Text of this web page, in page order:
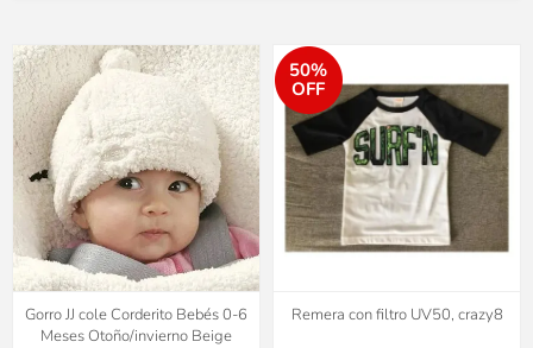
Gorro JJ cole Corderito Bebés 0-6
Meses Otoño/invierno Beige
50%
OFF
Remera con filtro UV50, crazy8